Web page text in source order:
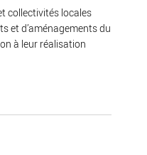
collectivités locales
et d’aménagements du
à leur réalisation